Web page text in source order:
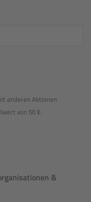
anderen Aktionen
von 50 €.
&